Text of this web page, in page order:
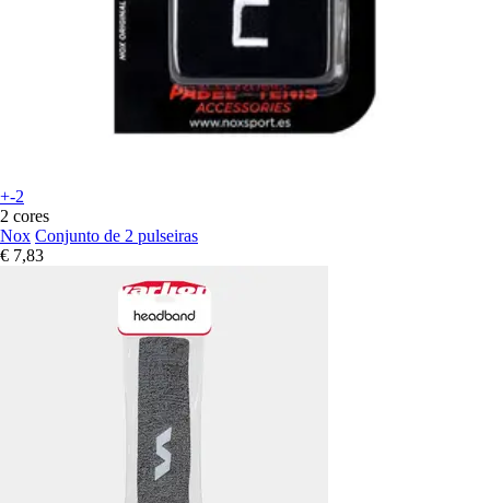
+-2
2 cores
Nox Conjunto de 2 pulseiras
€ 7,83